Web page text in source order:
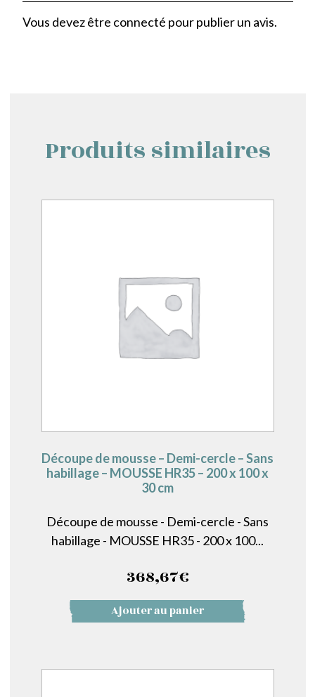
Vous devez être connecté pour publier un avis.
Produits similaires
Découpe de mousse – Demi-cercle – Sans
habillage – MOUSSE HR35 – 200 x 100 x
30 cm
Découpe de mousse - Demi-cercle - Sans
habillage - MOUSSE HR35 - 200 x 100...
368,67€
Ajouter au panier